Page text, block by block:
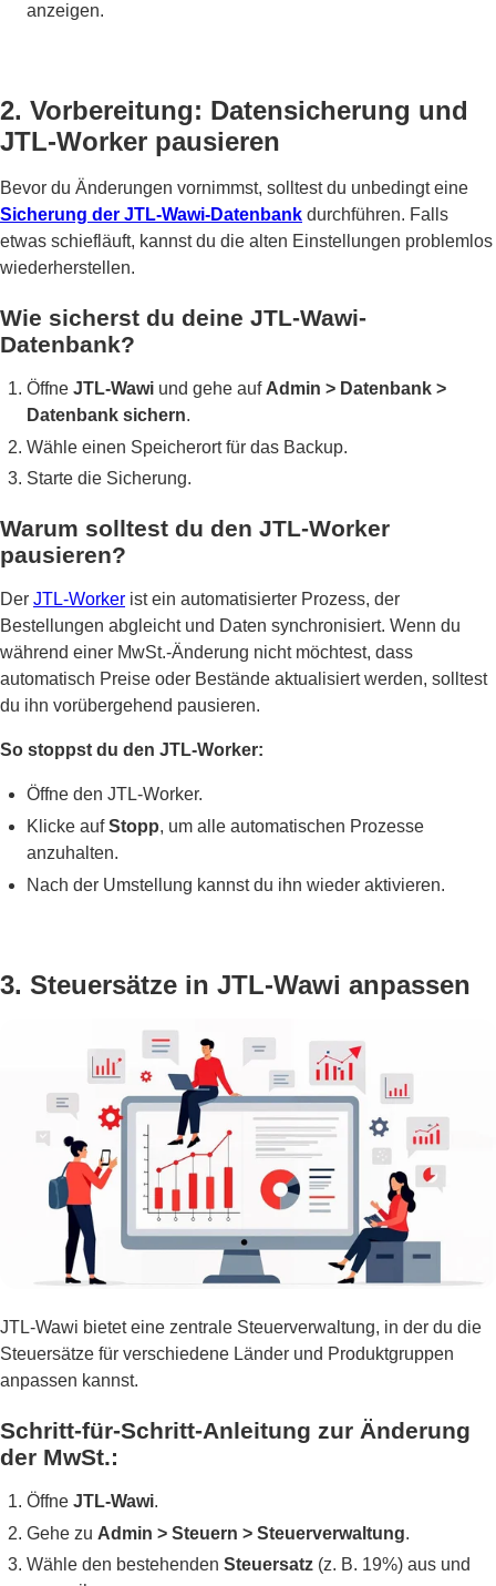
anzeigen.
2. Vorbereitung: Datensicherung und
JTL-Worker pausieren
Bevor du Änderungen vornimmst, solltest du unbedingt eine
Sicherung der JTL-Wawi-Datenbank durchführen. Falls
etwas schiefläuft, kannst du die alten Einstellungen problemlos
wiederherstellen.
Wie sicherst du deine JTL-Wawi-
Datenbank?
Öffne JTL-Wawi und gehe auf Admin > Datenbank >
Datenbank sichern.
Wähle einen Speicherort für das Backup.
Starte die Sicherung.
Warum solltest du den JTL-Worker
pausieren?
Der JTL-Worker ist ein automatisierter Prozess, der
Bestellungen abgleicht und Daten synchronisiert. Wenn du
während einer MwSt.-Änderung nicht möchtest, dass
automatisch Preise oder Bestände aktualisiert werden, solltest
du ihn vorübergehend pausieren.
So stoppst du den JTL-Worker:
Öffne den JTL-Worker.
Klicke aufStopp, um alle automatischen Prozesse
anzuhalten.
Nach der Umstellung kannst du ihn wieder aktivieren.
3. Steuersätze in JTL-Wawi anpassen
JTL-Wawi bietet eine zentrale Steuerverwaltung, in der du die
Steuersätze für verschiedene Länder und Produktgruppen
anpassen kannst.
Schritt-für-Schritt-Anleitung zur Änderung
der MwSt.:
Öffne JTL-Wawi.
Gehe zu Admin > Steuern > Steuerverwaltung.
Wähle den bestehenden Steuersatz (z. B. 19%) aus und